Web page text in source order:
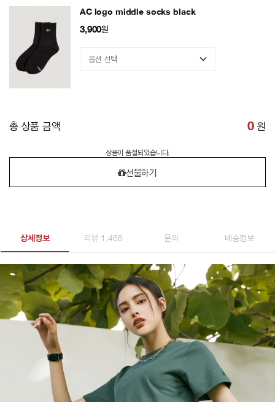
AC logo middle socks black
3,900원
총 상품 금액 0 원
상품이 품절되었습니다.
선물하기
상세정보 리뷰 1,468 문의 배송정보